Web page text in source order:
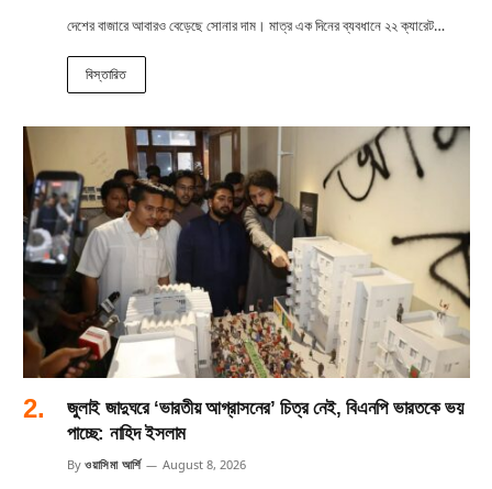
দেশের বাজারে আবারও বেড়েছে সোনার দাম। মাত্র এক দিনের ব্যবধানে ২২ ক্যারেট…
বিস্তারিত
জুলাই জাদুঘরে ‘ভারতীয় আগ্রাসনের’ চিত্র নেই, বিএনপি ভারতকে ভয়
পাচ্ছে: নাহিদ ইসলাম
By ওয়াসিমা আর্শি August 8, 2026